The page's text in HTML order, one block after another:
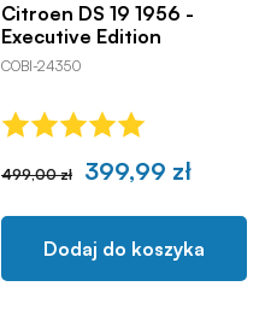
Citroen DS 19 1956 -
Executive Edition
COBI-24350
499,00 zł 399,99 zł
Dodaj do koszyka